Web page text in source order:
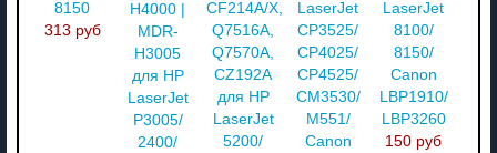
8150
313 руб
H4000 |
MDR-
H3005
для HP
LaserJet
P3005/
2400/
CF214A/X,
Q7516A,
Q7570A,
CZ192A
для HP
LaserJet
5200/
LaserJet
CP3525/
CP4025/
CP4525/
CM3530/
M551/
Canon
LaserJet
8100/
8150/
Canon
LBP1910/
LBP3260
150 руб